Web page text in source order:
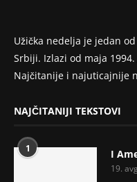
Užička nedelja je jedan
Srbiji. Izlazi od maja
Najčitanije i najuticajnije
NAJČITANIJI TEKSTOVI
1 I
19.